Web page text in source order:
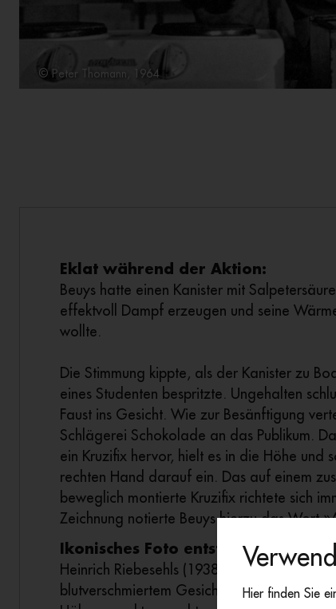
© Peter Thomann, 1964
Eklat während der Aktion:
Beuys hatte einen Kanister mit
effektvoll Dampf erzeugen und seine
wollte.
Die Stimmung kippte, als der Kanister zu
eines Studenten bespritzte. Ungehalten
Faust ins Gesicht. Wie zur Besänftigung
Schlägerei Schokolade an das Publikum.
ein Kruzifix hervor, hielt es in die Höhe und
rechten Hand darauf ein. Das auf einem
beweglich montierte Kruzifix richtete sich
Zeichnung notierte Beuys hierzu das Wort
Ikonisches Foto entsteht:
Heinrich Riebesehls (1938–2010) Aufnahme
blutverschmiertem Gesicht, provokanter
Hier finden Sie